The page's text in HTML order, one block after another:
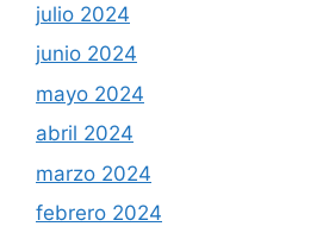
julio 2024
junio 2024
mayo 2024
abril 2024
marzo 2024
febrero 2024